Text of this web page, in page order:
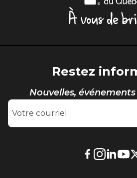
Zone accueil et découverte
Restez
Nouvelles,
LienLienLien